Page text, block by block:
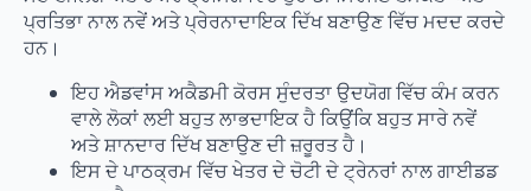
ਪ੍ਰਤਿਭਾ ਨਾਲ ਨਵੇਂ ਅਤੇ ਪ੍ਰੇਰਨਾਦਾਇਕ ਦਿੱਖ ਬਣਾਉਣ ਵਿੱਚ ਮਦਦ ਕਰਦੇ
ਹਨ।
ਇਹ ਐਡਵਾਂਸ ਅਕੈਡਮੀ ਕੋਰਸ ਸੁੰਦਰਤਾ ਉਦਯੋਗ ਵਿੱਚ ਕੰਮ ਕਰਨ
ਵਾਲੇ ਲੋਕਾਂ ਲਈ ਬਹੁਤ ਲਾਭਦਾਇਕ ਹੈ ਕਿਉਂਕਿ ਬਹੁਤ ਸਾਰੇ ਨਵੇਂ
ਅਤੇ ਸ਼ਾਨਦਾਰ ਦਿੱਖ ਬਣਾਉਣ ਦੀ ਜ਼ਰੂਰਤ ਹੈ।
ਇਸ ਦੇ ਪਾਠਕ੍ਰਮ ਵਿੱਚ ਖੇਤਰ ਦੇ ਚੋਟੀ ਦੇ ਟ੍ਰੇਨਰਾਂ ਨਾਲ ਗਾਈਡਡ